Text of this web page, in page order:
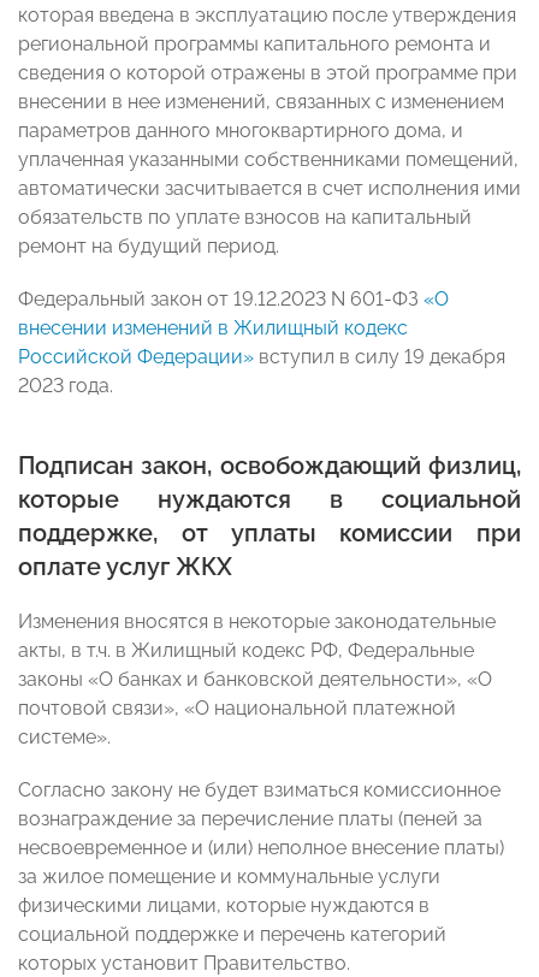
которая введена в эксплуатацию после утверждения
региональной программы капитального ремонта и
сведения о которой отражены в этой программе при
внесении в нее изменений, связанных с изменением
параметров данного многоквартирного дома, и
уплаченная указанными собственниками помещений,
автоматически засчитывается в счет исполнения ими
обязательств по уплате взносов на капитальный
ремонт на будущий период.
Федеральный закон от 19.12.2023 N 601-ФЗ «О
внесении изменений в Жилищный кодекс
Российской Федерации» вступил в силу 19 декабря
2023 года.
Подписан закон, освобождающий физлиц,
которые нуждаются в социальной
поддержке, от уплаты комиссии при
оплате услуг ЖКХ
Изменения вносятся в некоторые законодательные
акты, в т.ч. в Жилищный кодекс РФ, Федеральные
законы «О банках и банковской деятельности», «О
почтовой связи», «О национальной платежной
системе».
Согласно закону не будет взиматься комиссионное
вознаграждение за перечисление платы (пеней за
несвоевременное и (или) неполное внесение платы)
за жилое помещение и коммунальные услуги
физическими лицами, которые нуждаются в
социальной поддержке и перечень категорий
которых установит Правительство.